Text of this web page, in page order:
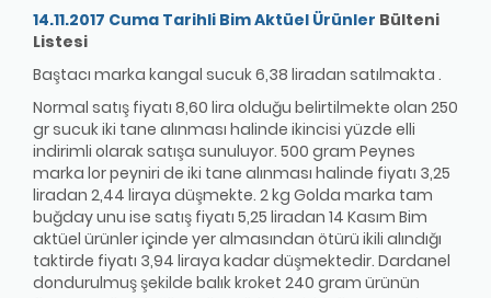
14.11.2017 Cuma Tarihli Bim Aktüel Ürünler Bülteni
Listesi
Baştacı marka kangal sucuk 6,38 liradan satılmakta .
Normal satış fiyatı 8,60 lira olduğu belirtilmekte olan 250
gr sucuk iki tane alınması halinde ikincisi yüzde elli
indirimli olarak satışa sunuluyor. 500 gram Peynes
marka lor peyniri de iki tane alınması halinde fiyatı 3,25
liradan 2,44 liraya düşmekte. 2 kg Golda marka tam
buğday unu ise satış fiyatı 5,25 liradan 14 Kasım Bim
aktüel ürünler içinde yer almasından ötürü ikili alındığı
taktirde fiyatı 3,94 liraya kadar düşmektedir. Dardanel
dondurulmuş şekilde balık kroket 240 gram ürünün